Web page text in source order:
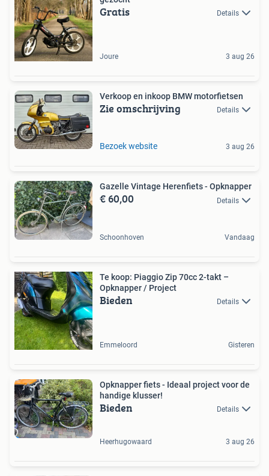
Gratis Details
Joure 3 aug 26
Verkoop en inkoop BMW motorfietsen
Zie omschrijving Details
Bezoek website 3 aug 26
Gazelle Vintage Herenfiets - Opknapper
€ 60,00 Details
Schoonhoven Vandaag
Te koop: Piaggio Zip 70cc 2-takt –
Opknapper / Project
Bieden Details
Emmeloord Gisteren
Opknapper fiets - Ideaal project voor de
handige klusser!
Bieden Details
Heerhugowaard 3 aug 26